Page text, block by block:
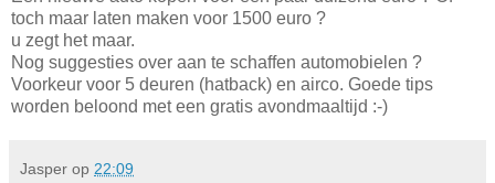
toch maar laten maken voor 1500 euro ?
u zegt het maar.
Nog suggesties over aan te schaffen automobielen ?
Voorkeur voor 5 deuren (hatback) en airco. Goede tips
worden beloond met een gratis avondmaaltijd :-)
Jasper op 22:09